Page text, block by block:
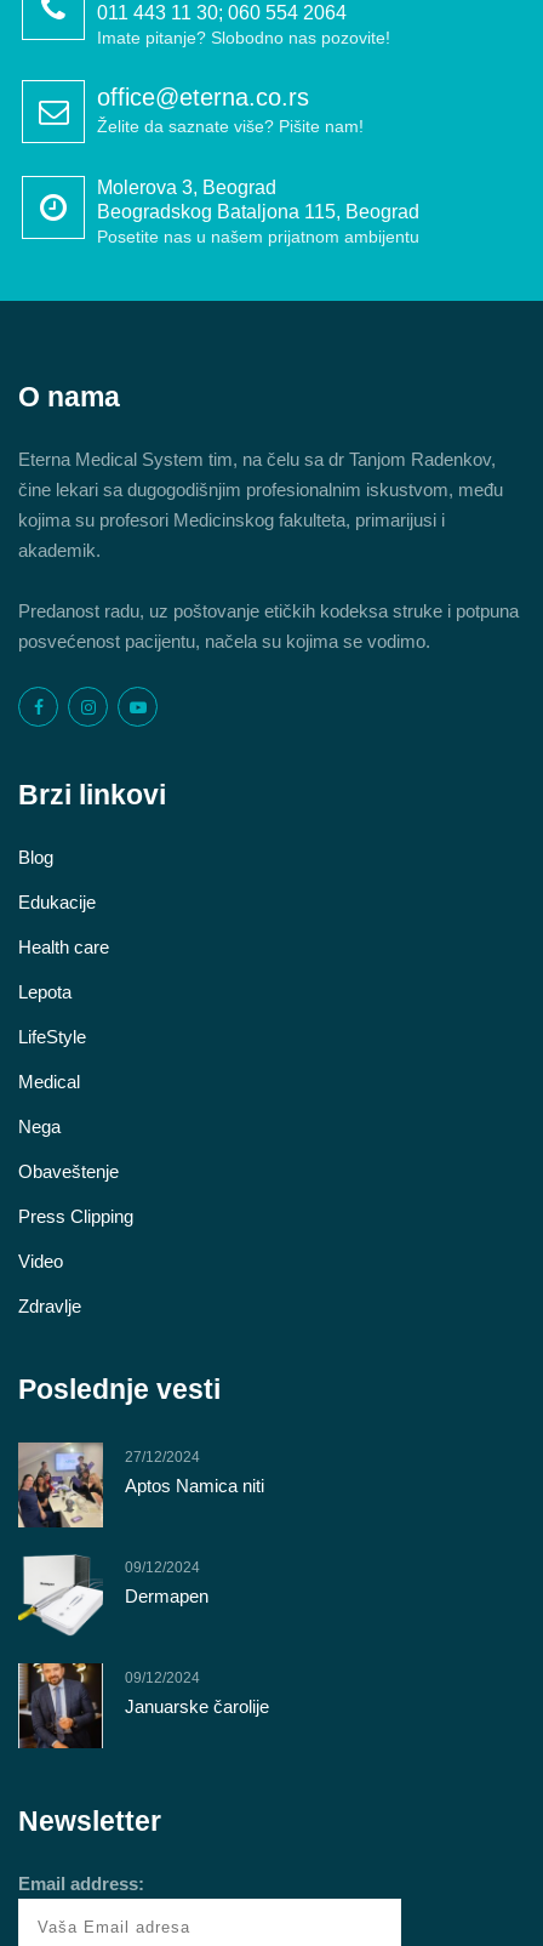
011 443 11 30; 060 554 2064
Imate pitanje? Slobodno nas pozovite!
office@eterna.co.rs
Želite da saznate više? Pišite nam!
Molerova 3, Beograd
Beogradskog Bataljona 115, Beograd
Posetite nas u našem prijatnom ambijentu
O nama
Eterna Medical System tim, na čelu sa dr Tanjom Radenkov,
čine lekari sa dugogodišnjim profesionalnim iskustvom, među
kojima su profesori Medicinskog fakulteta, primarijusi i
akademik.
Predanost radu, uz poštovanje etičkih kodeksa struke i potpuna
posvećenost pacijentu, načela su kojima se vodimo.
Brzi linkovi
Blog
Edukacije
Health care
Lepota
LifeStyle
Medical
Nega
Obaveštenje
Press Clipping
Video
Zdravlje
Poslednje vesti
27/12/2024
Aptos Namica niti
09/12/2024
Dermapen
09/12/2024
Januarske čarolije
Newsletter
Email address: